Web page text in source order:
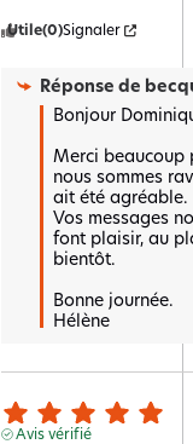
Utile(0)Signaler
Réponse de
Bonjour
Merci beaucoup
nous sommes
ait été
Vos messages
font plaisir, au
bientôt.
Bonne journée.
Hélène
Avis vérifié